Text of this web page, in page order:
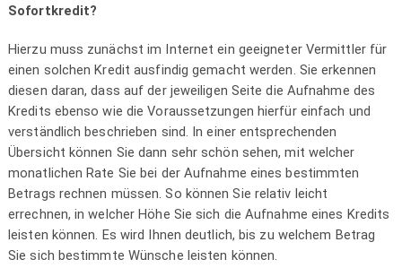
Sofortkredit?
Hierzu muss zunächst im Internet ein geeigneter Vermittler für
einen solchen Kredit ausfindig gemacht werden. Sie erkennen
diesen daran, dass auf der jeweiligen Seite die Aufnahme des
Kredits ebenso wie die Voraussetzungen hierfür einfach und
verständlich beschrieben sind. In einer entsprechenden
Übersicht können Sie dann sehr schön sehen, mit welcher
monatlichen Rate Sie bei der Aufnahme eines bestimmten
Betrags rechnen müssen. So können Sie relativ leicht
errechnen, in welcher Höhe Sie sich die Aufnahme eines Kredits
leisten können. Es wird Ihnen deutlich, bis zu welchem Betrag
Sie sich bestimmte Wünsche leisten können.